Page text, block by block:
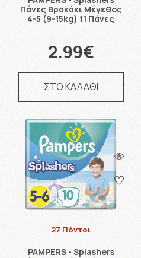
Πάνες Βρακάκι Μέγεθος
4-5 (9-15kg) 11 Πάνες
2.99€
ΣΤΟ ΚΑΛΑΘΙ
27 Πόντοι
PAMPERS - Splashers